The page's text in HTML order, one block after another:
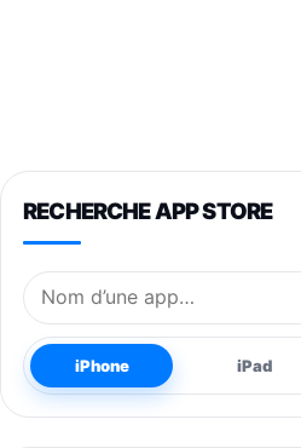
RECHERCHE APP STORE
Nom de l’application
iPhone iPad